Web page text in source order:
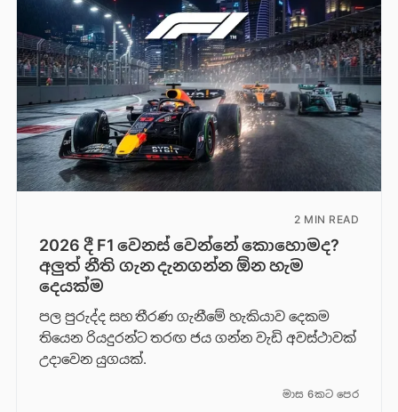
2 MIN READ
2026 දී F1 වෙනස් වෙන්නේ කොහොමද?
අලුත් නීති ගැන දැනගන්න ඕන හැම
දෙයක්ම
පල පුරුද්ද සහ තීරණ ගැනීමේ හැකියාව දෙකම
තියෙන රියදුරන්ට තරඟ ජය ගන්න වැඩි අවස්ථාවක්
උදාවෙන යුගයක්.
මාස 6කට පෙර